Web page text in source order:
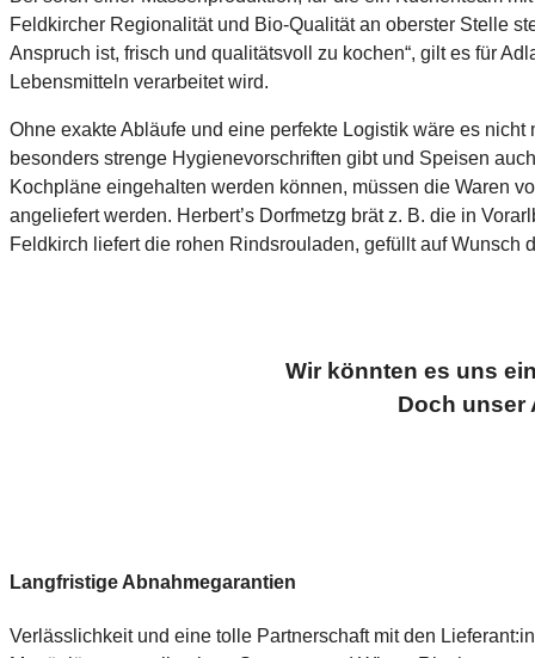
Feldkircher Regionalität und Bio-Qualität an oberster Stelle
Anspruch ist, frisch und qualitätsvoll zu kochen“, gilt es für
Lebensmitteln verarbeitet wird.
Ohne exakte Abläufe und eine perfekte Logistik wäre es
besonders strenge Hygienevorschriften gibt und Speisen
Kochpläne eingehalten werden können, müssen die Waren
angeliefert werden. Herbert’s Dorfmetzg brät z. B. die in
Feldkirch liefert die rohen Rindsrouladen, gefüllt auf Wunsch
Wir könnten es uns
Doch unser
Langfristige Abnahmegarantien
Verlässlichkeit und eine tolle Partnerschaft mit den